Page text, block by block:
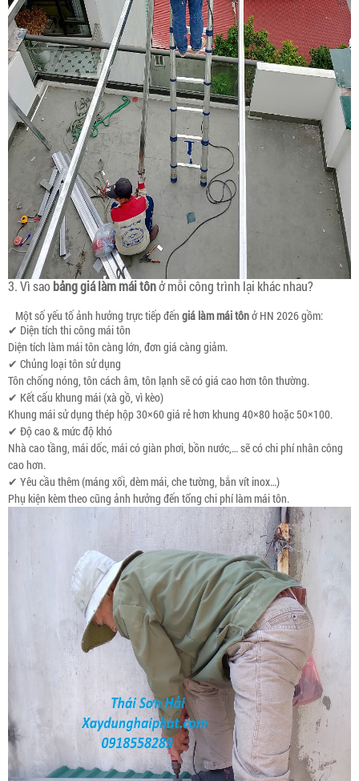
3. Vì saobảng giá làm mái tônở mỗi công trình lại khác nhau?
Một số yếu tố ảnh hưởng trực tiếp đến giá làm mái tônở HN 2026 gồm:
✔ Diện tích thi công mái tôn
Diện tích làm mái tôn càng lớn, đơn giá càng giảm.
✔ Chủng loại tôn sử dụng
Tôn chống nóng, tôn cách âm, tôn lạnh sẽ có giá cao hơn tôn thường.
✔ Kết cấu khung mái (xà gồ, vì kèo)
Khung mái sử dụng thép hộp 30×60 giá rẻ hơn khung 40×80 hoặc 50×100.
✔ Độ cao & mức độ khó
Nhà cao tầng, mái dốc, mái có giàn phơi, bồn nước,… sẽ có chi phí nhân công
cao hơn.
✔ Yêu cầu thêm (máng xối, dèm mái, che tường, bắn vít inox…)
Phụ kiện kèm theo cũng ảnh hưởng đến tổng chi phí làm mái tôn.